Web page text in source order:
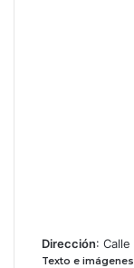
Dirección:
Texto e